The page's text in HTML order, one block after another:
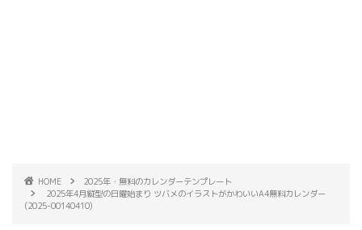
HOME
2025年・無料のカレンダーテンプレート
2025年4月縦型の日曜始まり ツバメのイラストがかわいいA4無料カレンダー
(2025-00140410)